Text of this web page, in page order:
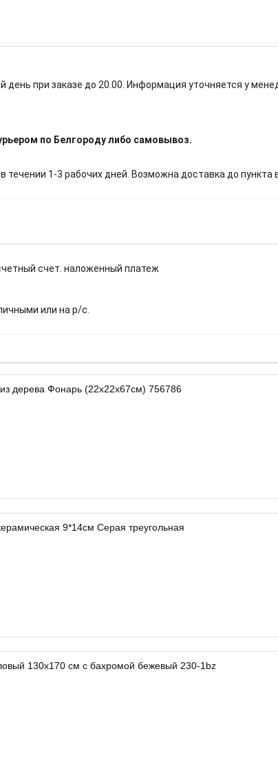
при заказе до 20.00. Информация уточняется у
по Белгороду либо самовывоз.
1-3 рабочих дней. Возможна доставка до пункта
счет. наложенный платеж
или на р/с.